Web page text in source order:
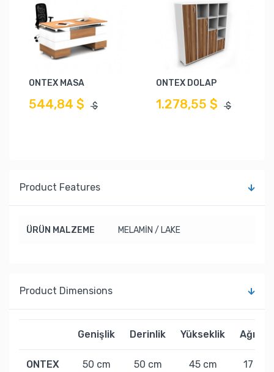
ONTEX MASA
544,84 $ $
ONTEX DOLAP
1.278,55 $ $
Product Features
ÜRÜN MALZEME MELAMİN / LAKE
Product Dimensions
Genişlik Derinlik Yükseklik Ağırlık
ONTEX
50 cm 50 cm 45 cm 17 kg